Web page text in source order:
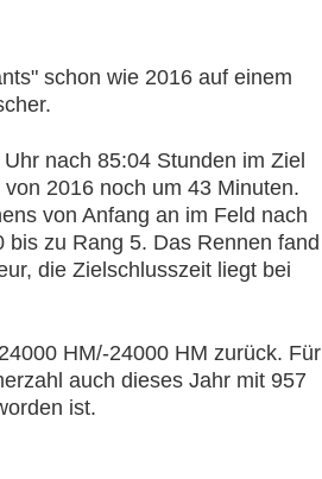
schon wie 2016 auf einem
nach 85:04 Stunden im Ziel
2016 noch um 43 Minuten.
von Anfang an im Feld nach
zu Rang 5. Das Rennen fand
die Zielschlusszeit liegt bei
HM/-24000 HM zurück. Für
auch dieses Jahr mit 957
ist.